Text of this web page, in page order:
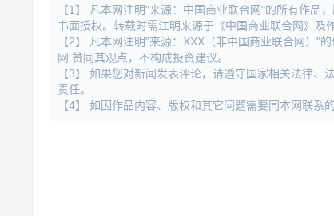
【1】 凡本网注明"来源：中国商业联合网"的所有作品
书面授权。转载时需注明来源于《中国商业联合网》及
【2】 凡本网注明"来源：XXX（非中国商业联合网）"
网 赞同其观点，不构成投资建议。
【3】 如果您对新闻发表评论，请遵守国家相关法律
责任。
【4】 如因作品内容、版权和其它问题需要同本网联系的